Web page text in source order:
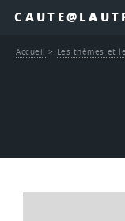
Accueil > Les thèmes et